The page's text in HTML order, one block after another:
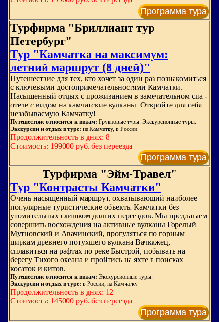
Программа тура
Турфирма "Бриллиант тур
Петербург"
Тур "Камчатка на максимум:
летний маршрут (8 дней)"
Путешествие для тех, кто хочет за один раз познакомиться
с ключевыми достопримечательностями Камчатки.
Насыщенный отдых с проживанием в замечательном спа -
отеле с видом на камчатские вулканы. Откройте для себя
незабываемую Камчатку!
Путешествие относится к видам: Групповые туры. Экскурсионные туры.
Экскурсии и отдых в туре: на Камчатку, в России
Продолжительность в днях: 8
Стоимость: 199000 руб. без переезда
Программа тура
Турфирма "Эйм-Травел"
Тур "Контрасты Камчатки"
Очень насыщенный маршрут, охватывающий наиболее
популярные туристические объекты Камчатки без
утомительных слишком долгих переездов. Мы предлагаем
совершить восхождения на активные вулканы Горелый,
Мутновский и Авачинский, прогуляться по горным
циркам древнего потухшего вулкана Вачкажец,
сплавиться на рафтах по реке Быстрой, побывать на
берегу Тихого океана и пройтись на яхте в поисках
косаток и китов.
Путешествие относится к видам: Экскурсионные туры.
Экскурсии и отдых в туре: в России, на Камчатку
Продолжительность в днях: 12
Стоимость: 145000 руб. без переезда
Программа тура